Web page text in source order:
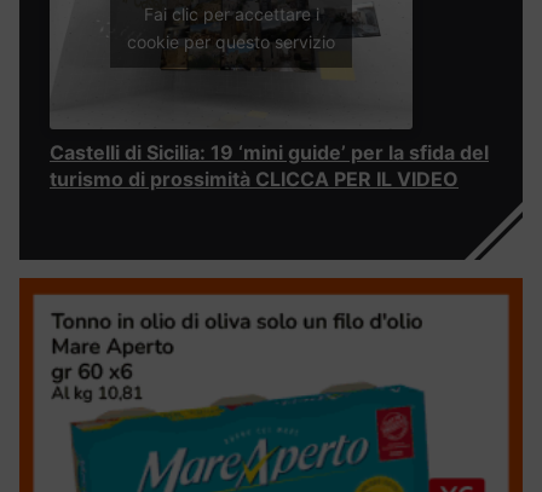
Fai clic per accettare i
cookie per questo servizio
Castelli di Sicilia: 19 ‘mini guide’ per la sfida del
turismo di prossimità CLICCA PER IL VIDEO